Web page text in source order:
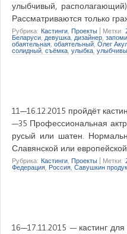
улыбчивый,
Рассматриваются только
Рубрика: Кастинги, Проекты Метки:
Беларуси, девушка, дизайнер,
обаятельная, обаятельный, Олег
солидный, съёмка, улыбка,
11—16.12.2015 пройдёт
—35 Профессиональная
русый или шатен.
Славянской или
Рубрика: Кастинги, Проекты Метки:
Федерация, Россия, Савушкин
16—17.11.2015 — кастинг